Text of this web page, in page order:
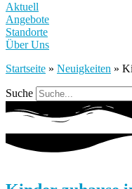
Aktuell
Angebote
Standorte
Über Uns
Startseite » Neuigkeiten »
Suche